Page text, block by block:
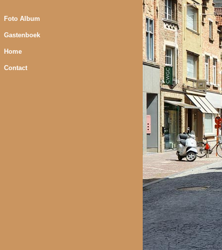
Foto Album
Gastenboek
Home
Contact